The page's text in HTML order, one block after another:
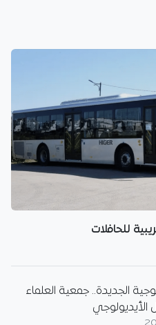
للحافلات
الجديدة.. جمعية العلماء
الأيديولوجي